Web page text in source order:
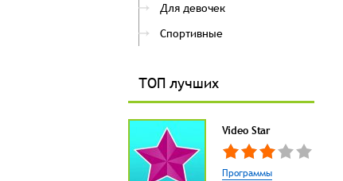
Для девочек
Спортивные
ТОП лучших
Video Star
Программы